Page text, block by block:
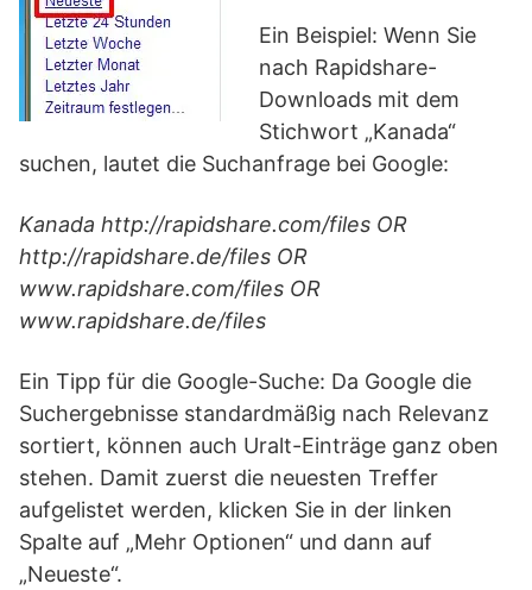
Ein Beispiel: Wenn Sie
nach Rapidshare-
Downloads mit dem
Stichwort „Kanada“
suchen, lautet die Suchanfrage bei Google:
Kanada http://rapidshare.com/files OR
http://rapidshare.de/files OR
www.rapidshare.com/files OR
www.rapidshare.de/files
Ein Tipp für die Google-Suche: Da Google die
Suchergebnisse standardmäßig nach Relevanz
sortiert, können auch Uralt-Einträge ganz oben
stehen. Damit zuerst die neuesten Treffer
aufgelistet werden, klicken Sie in der linken
Spalte auf „Mehr Optionen“ und dann auf
„Neueste“.